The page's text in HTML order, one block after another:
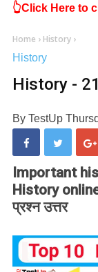
👆Click Here to
Home › History ›
History
History -
By TestUp
Important
History
प्रश्न उत्तर